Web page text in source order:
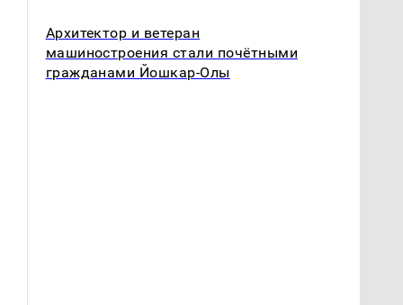
Архитектор и ветеран
машиностроения стали почётными
гражданами Йошкар-Олы